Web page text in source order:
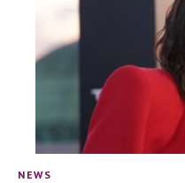
NEWS